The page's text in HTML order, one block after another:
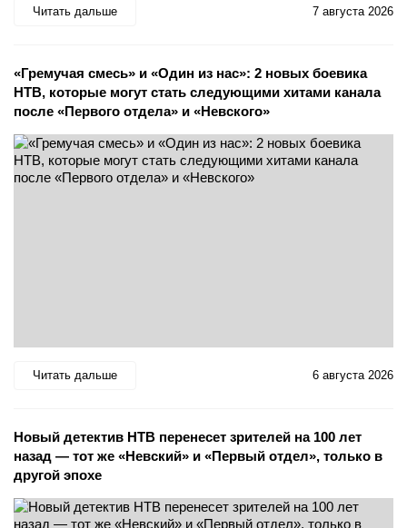
Читать дальше 7 августа 2026
«Гремучая смесь» и «Один из нас»: 2 новых боевика
НТВ, которые могут стать следующими хитами канала
после «Первого отдела» и «Невского»
Читать дальше 6 августа 2026
Новый детектив НТВ перенесет зрителей на 100 лет
назад — тот же «Невский» и «Первый отдел», только в
другой эпохе